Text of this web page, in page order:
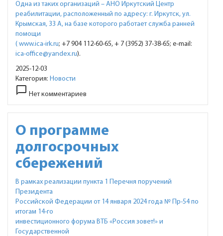
Одна из таких организаций – АНО Иркутский Центр
реабилитации, расположенный по адресу: г. Иркутск, ул.
Крымская, 33 А, на базе которого работает служба ранней
помощи
( www.ica-irk.ru; +7 904 112-60-65, + 7 (3952) 37-38-65; e-mail:
ica-office@yandex.ru).
2025-12-03
Категория: Новости
chat_bubble_outline Нет комментариев
О программе
долгосрочных
сбережений
В рамках реализации пункта 1 Перечня поручений
Президента
Российской Федерации от 14 января 2024 года № Пр-54 по
итогам 14-го
инвестиционного форума ВТБ «Россия зовет!» и
Государственной